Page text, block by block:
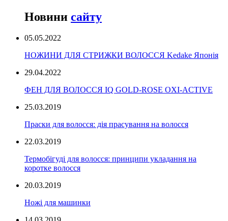
Новини сайту
05.05.2022
НОЖИНИ ДЛЯ СТРИЖКИ ВОЛОССЯ Kedake Японія
29.04.2022
ФЕН ДЛЯ ВОЛОССЯ IQ GOLD-ROSE OXI-ACTIVE
25.03.2019
Праски для волосся: дія прасування на волосся
22.03.2019
Термобігуді для волосся: принципи укладання на
коротке волосся
20.03.2019
Ножі для машинки